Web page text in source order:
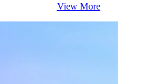
View More